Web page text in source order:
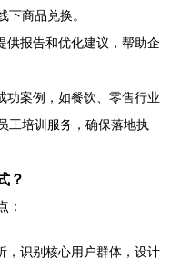
商品兑换。
供报告和优化建议，帮助企
功案例，如餐饮、零售行业
工培训服务，确保落地执
？
：
，识别核心用户群体，设计